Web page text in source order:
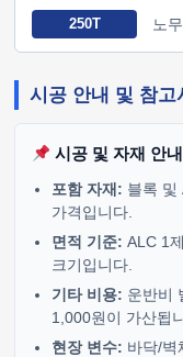
250T 노
시공 안내 및 참고
시공 및 자재 안
포함 자재: 블록 및
가격입니다.
면적 기준: ALC 1
크기입니다.
기타 비용: 운반비
1,000원이 가산됩
현장 변수: 바닥/벽